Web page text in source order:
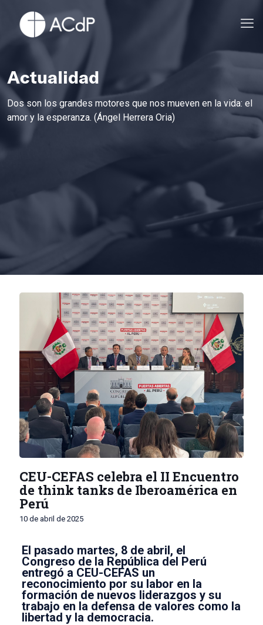
Actualidad
Dos son los grandes motores que nos mueven en la vida: el
amor y la esperanza. (Ángel Herrera Oria)
CEU-CEFAS celebra el II Encuentro
de think tanks de Iberoamérica en
Perú
10 de abril de 2025
El pasado martes, 8 de abril, el
Congreso de la República del Perú
entregó a CEU-CEFAS un
reconocimiento por su labor en la
formación de nuevos liderazgos y su
trabajo en la defensa de valores como la
libertad y la democracia.